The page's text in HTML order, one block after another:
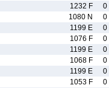
1232 F
0
1080 N
0
1199 E
0
1076 F
0
1199 E
0
1068 F
0
1199 E
0
1053 F
0